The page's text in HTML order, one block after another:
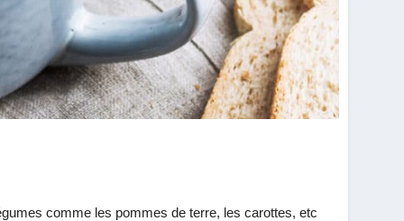
comme les pommes de terre, les carottes, etc